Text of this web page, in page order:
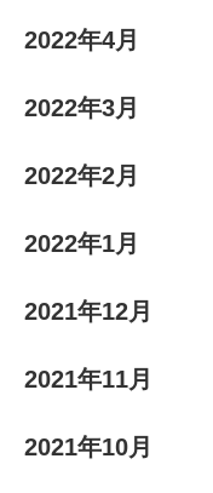
2022年4月
2022年3月
2022年2月
2022年1月
2021年12月
2021年11月
2021年10月